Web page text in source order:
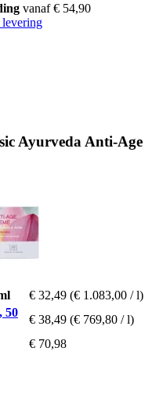
vanaf € 54,90
levering
Ayurveda Anti-Age
€ 32,49 (€ 1.083,00 / l)
50
€ 38,49 (€ 769,80 / l)
€ 70,98